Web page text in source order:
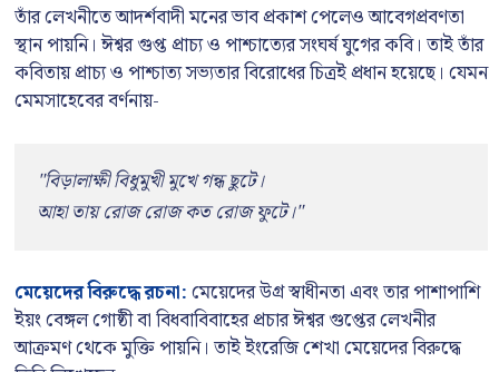
তাঁর লেখনীতে আদর্শবাদী মনের ভাব প্রকাশ পেলেও আবেগপ্রবণতা
স্থান পায়নি। ঈশ্বর গুপ্ত প্রাচ্য ও পাশ্চাত্যের সংঘর্ষ যুগের কবি। তাই তাঁর
কবিতায় প্রাচ্য ও পাশ্চাত্য সভ্যতার বিরোধের চিত্রই প্রধান হয়েছে। যেমন
মেমসাহেবের বর্ণনায়-
"বিড়ালাক্ষী বিধুমুখী মুখে গন্ধ ছুটে।
আহা তায় রোজ রোজ কত রোজ ফুটে।"
মেয়েদের বিরুদ্ধে রচনা:মেয়েদের উগ্র স্বাধীনতা এবং তার পাশাপাশি
ইয়ং বেঙ্গল গোষ্ঠী বা বিধবাবিবাহের প্রচার ঈশ্বর গুপ্তের লেখনীর
আক্রমণ থেকে মুক্তি পায়নি। তাই ইংরেজি শেখা মেয়েদের বিরুদ্ধে